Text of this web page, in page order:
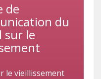
de
du
sur le
le vieillissement